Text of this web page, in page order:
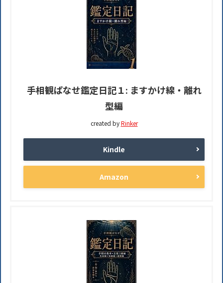
手相観ぱなせ鑑定日記１: ますかけ線・離れ
型編
created byRinker
Kindle
Amazon